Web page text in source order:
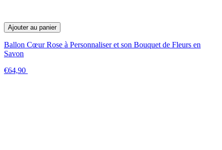
Ajouter au panier
Ballon Cœur Rose à Personnaliser et son Bouquet de Fleurs en
Savon
€64,90